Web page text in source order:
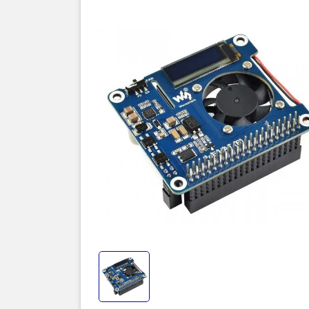
Mạch
nguồn cho
hiển thị
ngoài ra
thêm
Mạch
chính hãng
ưu cho
Model:
PoE
PoE
Network